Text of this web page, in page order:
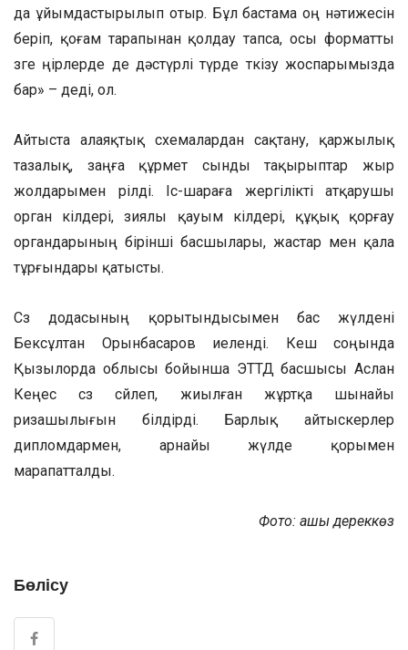
да ұйымдастырылып отыр. Бұл бастама оң нәтижесін
беріп, қоғам тарапынан қолдау тапса, осы форматты
өзге өңірлерде де дәстүрлі түрде өткізу жоспарымызда
бар» – деді, ол.
Айтыста алаяқтық схемалардан сақтану, қаржылық
тазалық, заңға құрмет сынды тақырыптар жыр
жолдарымен өрілді. Іс-шараға жергілікті атқарушы
орган өкілдері, зиялы қауым өкілдері, құқық қорғау
органдарының бірінші басшылары, жастар мен қала
тұрғындары қатысты.
Сөз додасының қорытындысымен бас жүлдені
Бексұлтан Орынбасаров иеленді. Кеш соңында
Қызылорда облысы бойынша ЭТТД басшысы Аслан
Кеңес сөз сөйлеп, жиылған жұртқа шынайы
ризашылығын білдірді. Барлық айтыскерлер
дипломдармен, арнайы жүлде қорымен
марапатталды.
Фото: ашық дереккөз
Бөлісу